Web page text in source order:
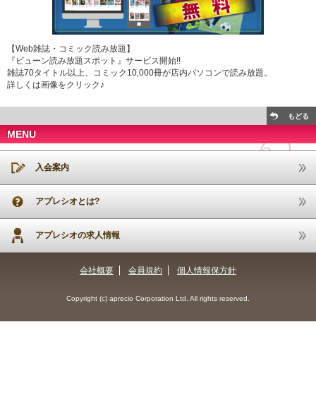
【Web雑誌・コミック読み放題】
『ビューン読み放題スポット』サービス開始!!
雑誌70タイトル以上、コミック10,000冊が店内パソコンで読み放題。
詳しくは画像をクリック♪
もどる
MENU
入会案内
アプレシオとは?
アプレシオの求人情報
会社概要 会員規約 個人情報保方針
Copyright (c) aprecio Corporation Ltd. All rights reserved.